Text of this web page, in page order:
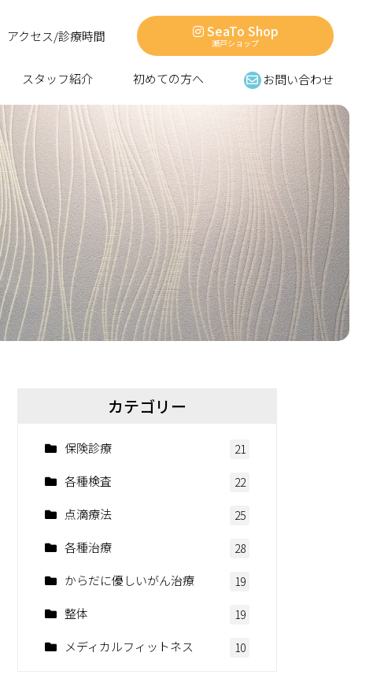
アクセス/診療時間 SeaTo Shop
瀬戸ショップ
スタッフ紹介 初めての方へ お問い合わせ
カテゴリー
保険診療 21
各種検査 22
点滴療法 25
各種治療 28
からだに優しいがん治療 19
整体 19
メディカルフィットネス 10